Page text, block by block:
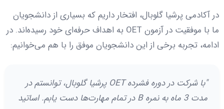
در آکادمی پرشیا گلوبال، افتخار داریم که بسیاری از دانشجویان
ما با موفقیت در آزمون OET به اهداف حرفه‌ای خود رسیده‌اند. در
ادامه، تجربه برخی از این دانشجویان موفق را با هم می‌خوانیم:
"با شرکت در دوره فشرده OET پرشیا گلوبال، توانستم در
مدت 3 ماه به نمره B در تمام مهارت‌ها دست یابم. اساتید